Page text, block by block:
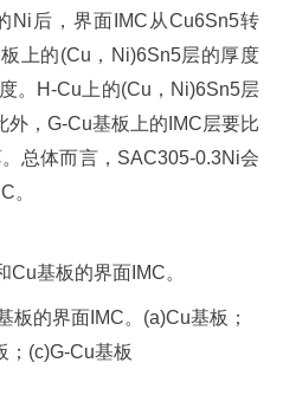
Ni后，界面IMC从Cu6Sn5转
上的(Cu，Ni)6Sn5层的厚度
。H-Cu上的(Cu，Ni)6Sn5层
外，G-Cu基板上的IMC层要比
总体而言，SAC305-0.3Ni会
。
板的界面IMC。(a)Cu基板；
；(c)G-Cu基板